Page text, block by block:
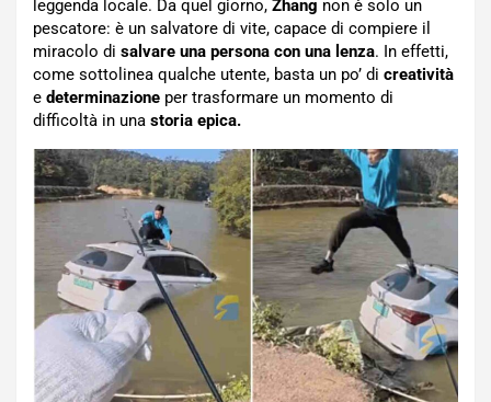
leggenda locale. Da quel giorno, Zhang non è solo un
pescatore: è un salvatore di vite, capace di compiere il
miracolo di salvare una persona con una lenza. In effetti,
come sottolinea qualche utente, basta un po’ di creatività
e determinazione per trasformare un momento di
difficoltà in una storia epica.